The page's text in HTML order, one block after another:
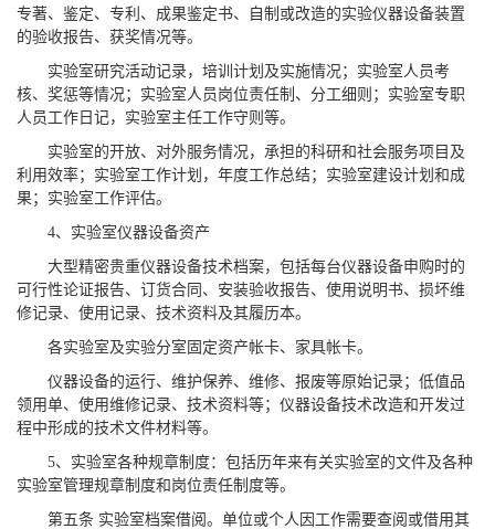
专著、鉴定、专利、成果鉴定书、自制或改造的实验仪器设备装置
的验收报告、获奖情况等。
实验室研究活动记录，培训计划及实施情况；实验室人员考
核、奖惩等情况；实验室人员岗位责任制、分工细则；实验室专职
人员工作日记，实验室主任工作守则等。
实验室的开放、对外服务情况，承担的科研和社会服务项目及
利用效率；实验室工作计划，年度工作总结；实验室建设计划和成
果；实验室工作评估。
4、实验室仪器设备资产
大型精密贵重仪器设备技术档案，包括每台仪器设备申购时的
可行性论证报告、订货合同、安装验收报告、使用说明书、损坏维
修记录、使用记录、技术资料及其履历本。
各实验室及实验分室固定资产帐卡、家具帐卡。
仪器设备的运行、维护保养、维修、报废等原始记录；低值品
领用单、使用维修记录、技术资料等；仪器设备技术改造和开发过
程中形成的技术文件材料等。
5、实验室各种规章制度：包括历年来有关实验室的文件及各种
实验室管理规章制度和岗位责任制度等。
第五条 实验室档案借阅。单位或个人因工作需要查阅或借用其